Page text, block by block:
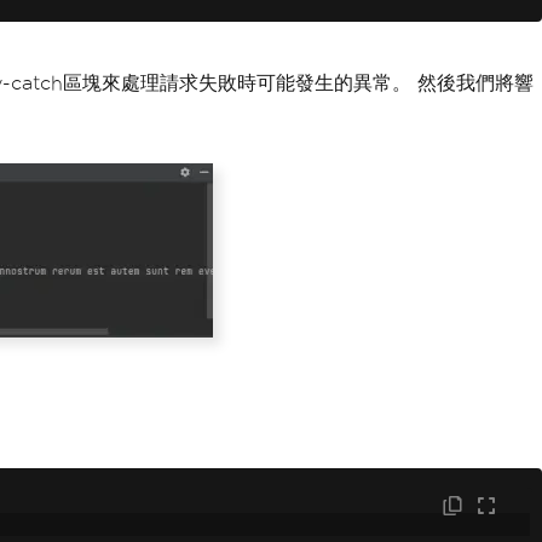
區塊來處理請求失敗時可能發生的異常。 然後我們將響